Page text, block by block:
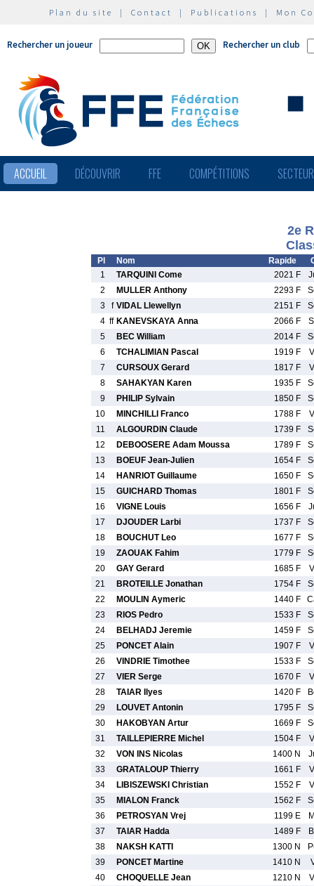
Plan du site | Contact | Publications | Mon
Rechercher un joueur Rechercher un club
ACCUEIL DÉCOUVRIR FFE COMPÉTITIONS
2e
Pl Nom Rapide
1
TARQUINI Come 2021 F
2
MULLER Anthony 2293 F
3
f VIDAL Llewellyn 2151 F
4 ff KANEVSKAYA Anna 2066 F
5
BEC William 2014 F
6
TCHALIMIAN Pascal 1919 F
7
CURSOUX Gerard 1817 F
8
SAHAKYAN Karen 1935 F
9
PHILIP Sylvain 1850 F
10
MINCHILLI Franco 1788 F
11
ALGOURDIN Claude 1739 F
12
DEBOOSERE Adam Moussa 1789 F
13
BOEUF Jean-Julien 1654 F
14
HANRIOT Guillaume 1650 F
15
GUICHARD Thomas 1801 F
16
VIGNE Louis 1656 F
17
DJOUDER Larbi 1737 F
18
BOUCHUT Leo 1677 F
19
ZAOUAK Fahim 1779 F
20
GAY Gerard 1685 F
21
BROTEILLE Jonathan 1754 F
22
MOULIN Aymeric 1440 F
23
RIOS Pedro 1533 F
24
BELHADJ Jeremie 1459 F
25
PONCET Alain 1907 F
26
VINDRIE Timothee 1533 F
27
VIER Serge 1670 F
28
TAIAR Ilyes 1420 F
29
LOUVET Antonin 1795 F
30
HAKOBYAN Artur 1669 F
31
TAILLEPIERRE Michel 1504 F
32
VON INS Nicolas 1400 N
33
GRATALOUP Thierry 1661 F
34
LIBISZEWSKI Christian 1552 F
35
MIALON Franck 1562 F
36
PETROSYAN Vrej 1199 E
37
TAIAR Hadda 1489 F
38
NAKSH KATTI 1300 N
39
PONCET Martine 1410 N
40
CHOQUELLE Jean 1210 N